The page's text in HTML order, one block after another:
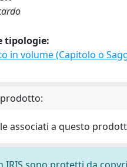
tipologie:
in volume (Capitolo o
associati a questo